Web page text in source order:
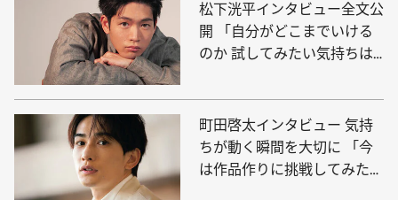
松下洸平インタビュー全文公
開 「自分がどこまでいける
のか 試してみたい気持ちは
町田啓太インタビュー 気持
ちが動く瞬間を大切に 「今
は作品作りに挑戦してみた